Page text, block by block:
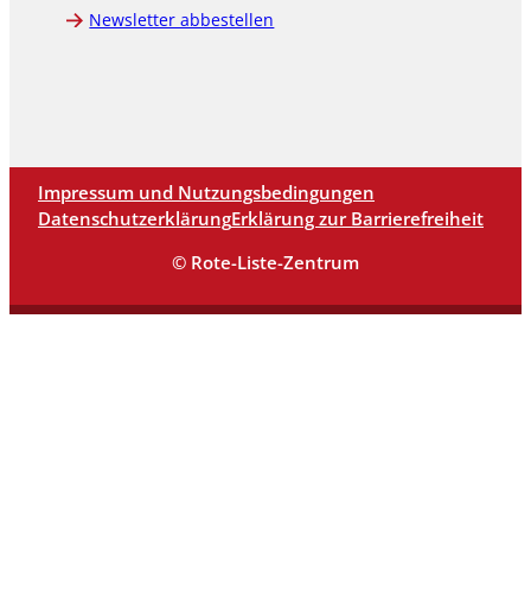
Newsletter abbestellen
Impressum und Nutzungsbedingungen
DatenschutzerklärungErklärung zur Barrierefreiheit
© Rote-Liste-Zentrum